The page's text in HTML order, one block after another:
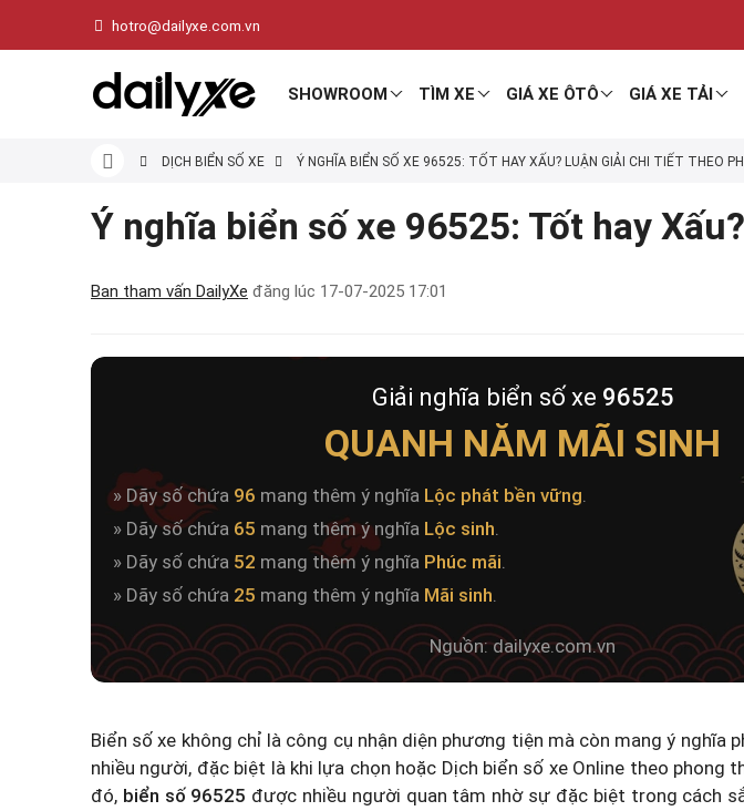
hotro@dailyxe.com.vn
SHOWROOM TÌM XE GIÁ XE ÔTÔ GIÁ XE TẢI
DỊCH BIỂN SỐ XE Ý NGHĨA BIỂN SỐ XE 96525: TỐT HAY XẤU? LUẬN GIẢI CHI TIẾT THEO
Ý nghĩa biển số xe 96525: Tốt hay
Ban tham vấn DailyXe đăng lúc 17-07-2025 17:01
Giải nghĩa biển số xe 96525
QUANH NĂM MÃI SINH
» Dãy số chứa 96 mang thêm ý nghĩa Lộc phát bền vững.
» Dãy số chứa 65 mang thêm ý nghĩa Lộc sinh.
» Dãy số chứa 52 mang thêm ý nghĩa Phúc mãi.
» Dãy số chứa 25 mang thêm ý nghĩa Mãi sinh.
Nguồn: dailyxe.com.vn
Biển số xe không chỉ là công cụ nhận diện phương tiện mà còn mang ý nghĩa
nhiều người, đặc biệt là khi lựa chọn hoặc Dịch biển số xe Online theo phong
đó, biển số 96525 được nhiều người quan tâm nhờ sự đặc biệt trong cách